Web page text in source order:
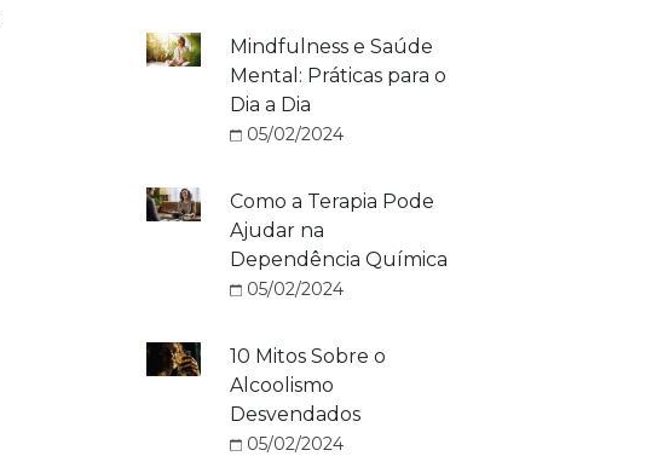
Mindfulness e Saúde
Mental: Práticas para o
Dia a Dia
05/02/2024
Como a Terapia Pode
Ajudar na
Dependência Química
05/02/2024
10 Mitos Sobre o
Alcoolismo
Desvendados
05/02/2024